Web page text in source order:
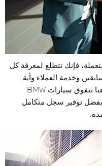
فإنك تتطلع لمعرفة كل
وخدمة العملاء وأية
حوادث أو تصليحات. وهنا تتفوق سيارات BMW
بفضل توفير سجل متكامل